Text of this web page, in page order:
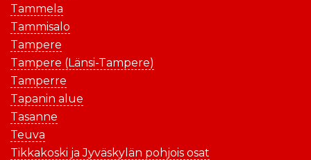
Tammela
Tammisalo
Tampere
Tampere (Länsi-Tampere)
Tamperre
Tapanin alue
Tasanne
Teuva
Tikkakoski ja Jyväskylän pohjois osat